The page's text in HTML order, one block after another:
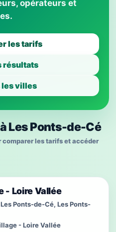
opérateurs et
les tarifs
résultats
les villes
Les Ponts-de-Cé
les tarifs et accéder
- Loire Vallée
Ponts-de-Cé, Les Ponts-
- Loire Vallée